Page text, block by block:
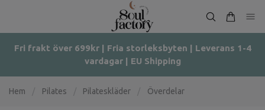
Fri frakt över 699kr | Fria storleksbyten | Leverans 1-4
vardagar | EU Shipping
Hem Pilates Pilateskläder Överdelar